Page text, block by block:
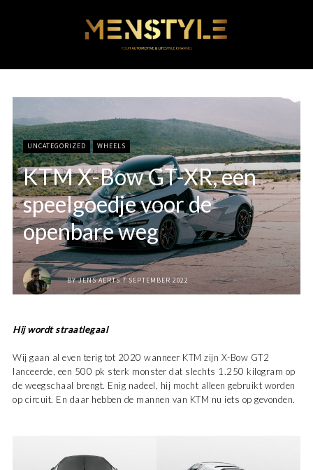
UNCATEGORIZED WHEELS
KTM X-Bow GT-XR, een
speelgoedje voor de
openbare weg
BY JENS AERTS 7 SEPTEMBER 2022
Hij wordt straatlegaal
Wij gaan al even terig tot 2020 wanneer KTM zijn X-Bow GT2
lanceerde, een 500 pk sterk monster dat slechts 1.250 kilogram op
de weegschaal brengt. Enig nadeel, hij mocht alleen gebruikt worden
op circuit. En daar hebben de mannen van KTM nu iets op gevonden.